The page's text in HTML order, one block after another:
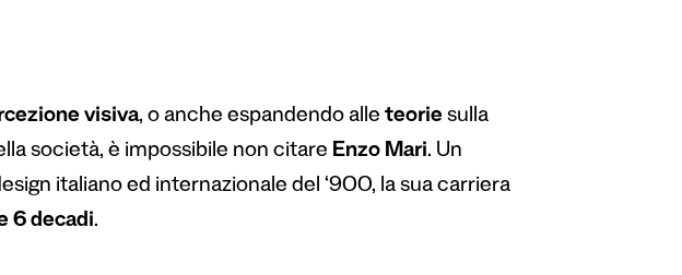
visiva, o anche espandendo alle teorie sulla
società, è impossibile non citare Enzo Mari. Un
italiano ed internazionale del ‘900, la sua carriera
6 decadi.